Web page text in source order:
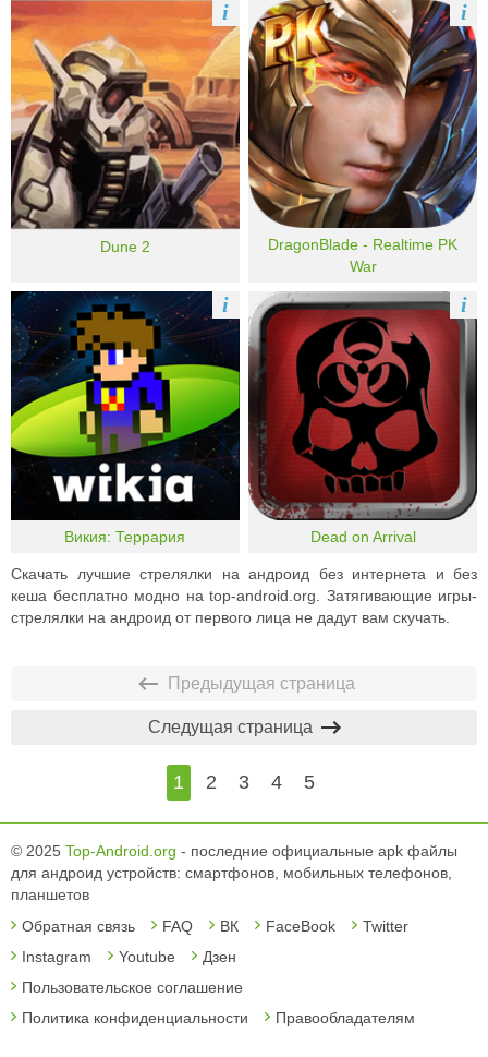
Dune 2
i
DragonBlade - Realtime PK
War
i
Викия: Террария
i
Dead on Arrival
i
Скачать лучшие стрелялки на андроид без интернета и без
кеша бесплатно модно на top-android.org. Затягивающие игры-
стрелялки на андроид от первого лица не дадут вам скучать.
Предыдущая страница
1 2 3 4 5
Следущая страница
© 2025 Top-Android.org - последние официальные apk файлы
для андроид устройств: смартфонов, мобильных телефонов,
планшетов
Обратная связь
FAQ ВК FaceBook
Twitter
Instagram
Youtube
Дзен
Пользовательское соглашение
Политика конфиденциальности
Правообладателям